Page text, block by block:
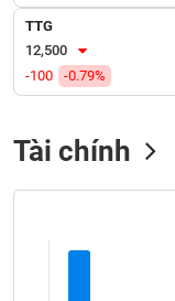
TTG
12,500
-100
-0.79%
Tài chính
TIỆN
ÍCH
BẤT